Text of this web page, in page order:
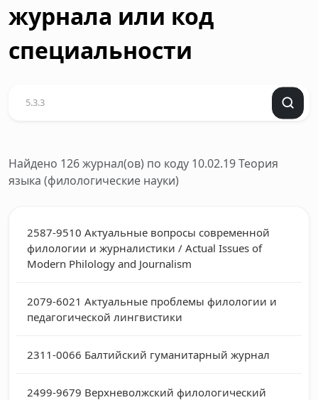
журнала или код
специальности
Найдено 126 журнал(ов) по коду 10.02.19 Теория
языка (филологические науки)
2587-9510 Актуальные вопросы современной
филологии и журналистики / Actual Issues of
Modern Philology and Journalism
2079-6021 Актуальные проблемы филологии и
педагогической лингвистики
2311-0066 Балтийский гуманитарный журнал
2499-9679 Верхневолжский филологический